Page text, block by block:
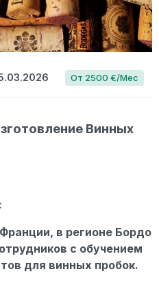
От 2500 €/Мес
Винных
в регионе Бордо
с обучением
для винных пробок.